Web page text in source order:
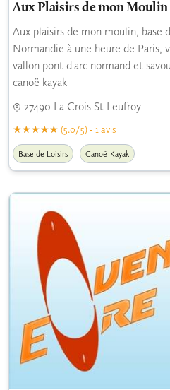
Aux Plaisirs de mon Moulin
Aux plaisirs de mon moulin, base
Normandie à une heure de
vallon pont d'arc normand et
canoë kayak
27490 La Crois St Leufroy
(5.0/5) - 1 avis
Base de Loisirs Canoë-Kayak